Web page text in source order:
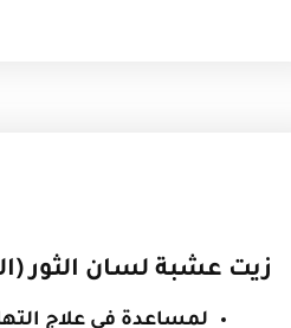
زيت عشبة لسان الثور
لمساعدة في علاج